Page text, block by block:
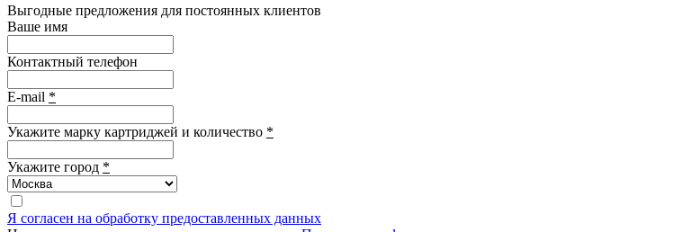
Выгодные предложения для постоянных клиентов
Ваше имя
Контактный телефон
E-mail *
Укажите марку картриджей и количество *
Укажите город *
Я согласен на обработку предоставленных данных